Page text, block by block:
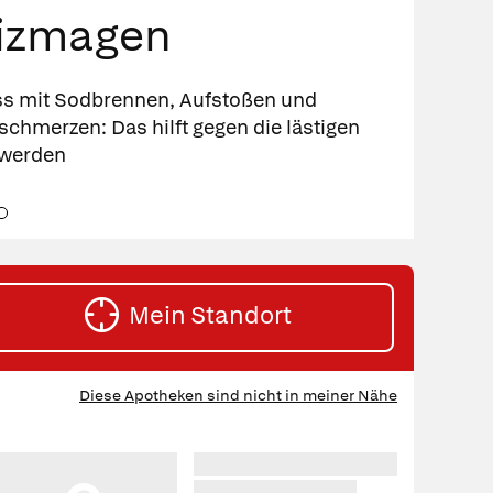
mit Sodbrennen, Aufstoßen und
Das hilft gegen die lästigen
Gehe
Slide
Mein Standort
Diese Apotheken sind nicht in meiner Nähe